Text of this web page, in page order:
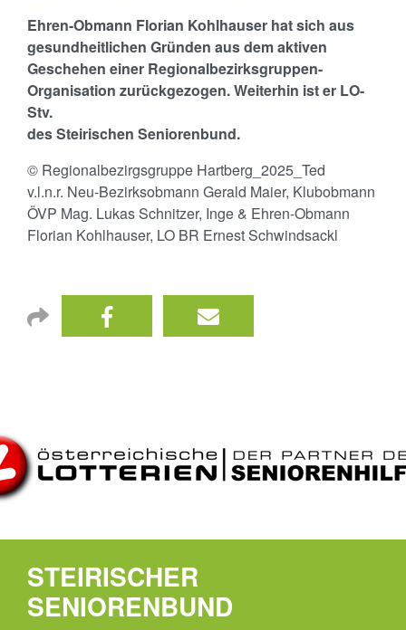
Ehren-Obmann Florian Kohlhauser hat sich aus
gesundheitlichen Gründen aus dem aktiven
Geschehen einer Regionalbezirksgruppen-
Organisation zurückgezogen. Weiterhin ist er LO-
Stv.
des Steirischen Seniorenbund.
© Regionalbezirgsgruppe Hartberg_2025_Ted
v.l.n.r. Neu-Bezirksobmann Gerald Maier, Klubobmann
ÖVP Mag. Lukas Schnitzer, Inge & Ehren-Obmann
Florian Kohlhauser, LO BR Ernest Schwindsackl
STEIRISCHER
SENIORENBUND